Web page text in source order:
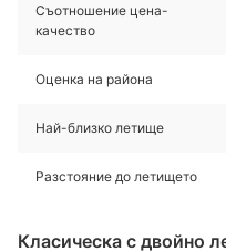
Съотношение цена-
качество
Оценка на района
Най-близко летище
Разстояние до летището
Класическа с двойно